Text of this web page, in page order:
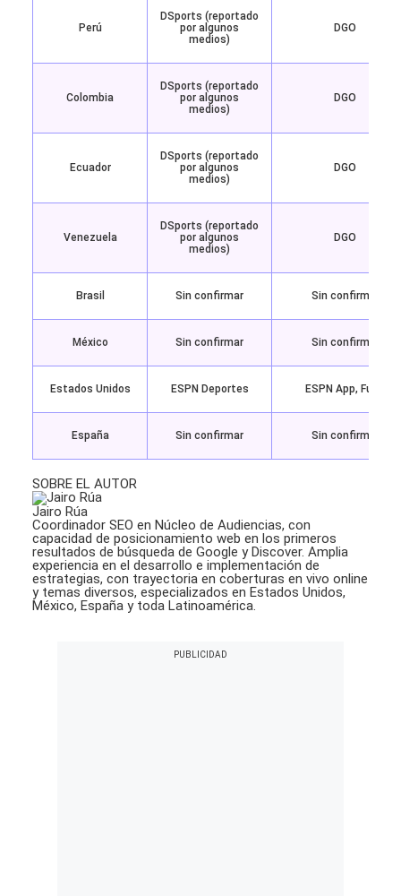
Perú
DSports (reportado
por algunos
medios)
DGO
Colombia
DSports (reportado
por algunos
medios)
DGO
Ecuador
DSports (reportado
por algunos
medios)
DGO
Venezuela
DSports (reportado
por algunos
medios)
DGO
Brasil Sin confirmar Sin confirmar
México Sin confirmar Sin confirmar
Estados Unidos ESPN Deportes ESPN App, Fubo
España Sin confirmar Sin confirmar
SOBRE EL AUTOR
Jairo Rúa
Coordinador SEO en Núcleo de Audiencias, con
capacidad de posicionamiento web en los primeros
resultados de búsqueda de Google y Discover. Amplia
experiencia en el desarrollo e implementación de
estrategias, con trayectoria en coberturas en vivo online
y temas diversos, especializados en Estados Unidos,
México, España y toda Latinoamérica.